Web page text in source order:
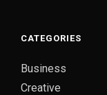
CATEGORIES
Business
Creative